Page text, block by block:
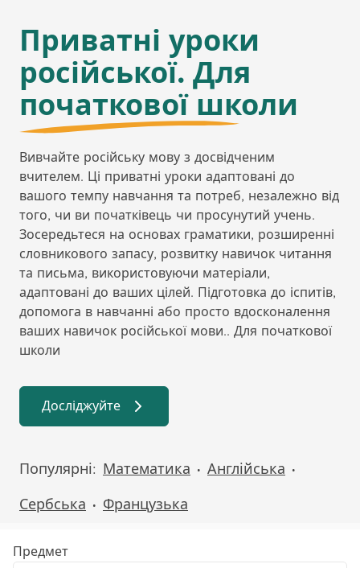
Приватні уроки
російської. Для
початкової школи
Вивчайте російську мову з досвідченим
вчителем. Ці приватні уроки адаптовані до
вашого темпу навчання та потреб, незалежно від
того, чи ви початківець чи просунутий учень.
Зосередьтеся на основах граматики, розширенні
словникового запасу, розвитку навичок читання
та письма, використовуючи матеріали,
адаптовані до ваших цілей. Підготовка до іспитів,
допомога в навчанні або просто вдосконалення
ваших навичок російської мови.. Для початкової
школи
Досліджуйте
Популярні: Математика • Англійська •
Сербська • Французька
Предмет